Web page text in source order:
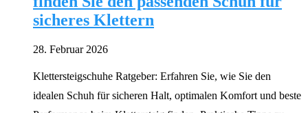
sicheres Klettern
28. Februar 2026
Klettersteigschuhe Ratgeber: Erfahren Sie, wie Sie den
idealen Schuh für sicheren Halt, optimalen Komfort und beste